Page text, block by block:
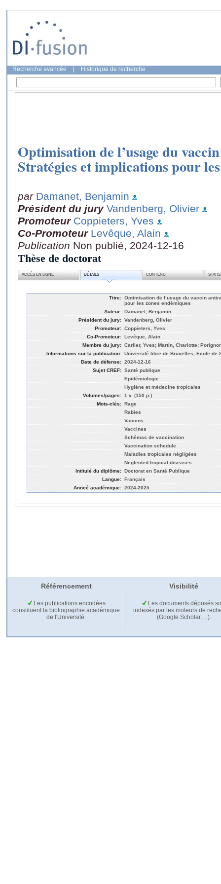
Recherche avancée Historique de recherche
Optimisation de l’usage du
Stratégies et implications pour
par Damanet, Benjamin
Président du jury Vandenberg, Olivier
Promoteur Coppieters, Yves
Co-Promoteur Levêque, Alain
Publication Non publié, 2024-12-16
Thèse de doctorat
ACCÈS EN LIGNE DÉTAILS CONTENU
Titre: Optimisation de l’usage du vaccin
pour les zones endémiques
Auteur: Damanet, Benjamin
Président du jury: Vandenberg, Olivier
Promoteur: Coppieters, Yves
Co-Promoteur: Levêque, Alain
Membre du jury: Carlier, Yves; Martin, Charlotte;
Informations sur la publication: Université libre de Bruxelles, Ecole de
Date de défense: 2024-12-16
Sujet CREF: Santé publique
Epidémiologie
Hygiène et médecine tropicales
Volumes/pages: 1 v. (150 p.)
Mots-clés: Rage
Rabies
Vaccins
Vaccines
Schémas de vaccination
Vaccination schedule
Maladies tropicales négligées
Neglected tropical diseases
Intitulé du diplôme: Doctorat en Santé Publique
Langue: Français
Anneé académique: 2024-2025
Référencement Visibilité
Les publications encodées
constituent la bibliographie académique
de l'Université.
Les documents déposés
indexés par les moteurs de
(Google Scholar,…).